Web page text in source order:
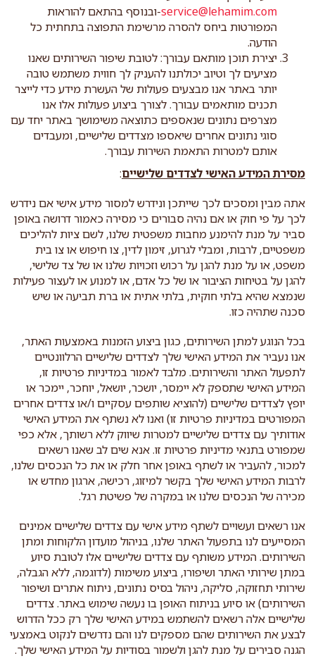
service@lehamim.com-ובנוסף בהתאם להוראות
המפורטות ביחס להסרה מרשימת התפוצה בתחתית כל
הודעה.
יצירת תוכן מותאם עבורך: לטובת שיפור השירותים שאנו
מציעים לך וטיוב יכולתנו להעניק לך חווית משתמש טובה
יותר באתר אנו מבצעים פעולות של העשרת מידע כדי לייצר
תכנים מותאמים עבורך. לצורך ביצוע פעולות אלו אנו
מצרפים נתונים שנאספים כתוצאה משימושך באתר יחד עם
סוגי נתונים אחרים שיאספו מצדדים שלישיים, ומעבדים
אותם למטרות התאמת השירות עבורך.
מסירת המידע האישי לצדדים שלישיים:
אתה מבין ומסכים לכך שייתכן ונידרש למסור מידע אישי אם נידרש
לכך על פי חוק או אם נהיה סבורים כי מסירה כאמור דרושה באופן
סביר על מנת להימנע מחבות משפטית שלנו, לשם ציות להליכים
משפטיים, לרבות, ומבלי לגרוע, זימון לדין, צו חיפוש או צו בית
משפט, או על מנת להגן על רכוש וזכויות שלנו או של צד שלישי,
להגן על בטיחות הציבור או של כל אדם, או למנוע או לעצור פעילות
שנמצא שהיא בלתי חוקית, בלתי אתית או ברת תביעה או שיש
סכנה שתהיה כזו.
בכל הנוגע למתן השירותים, כגון ביצוע הזמנות באמצעות האתר,
אנו נעביר את המידע האישי שלך לצדדים שלישיים הרלוונטיים
לתפעול האתר והשירותים. מלבד לאמור במדיניות פרטיות זו,
המידע האישי שתספק לא יימסר, יושכר, יושאל, יוחכר, יימכר או
יופץ לצדדים שלישיים (להוציא שותפים עסקיים ו/או צדדים אחרים
המפורטים במדיניות פרטיות זו) ואנו לא נשתף את המידע האישי
אודותיך עם צדדים שלישיים למטרות שיווק ללא רשותך, אלא כפי
שמפורט בתנאי מדיניות פרטיות זו. אנא שים לב שאנו רשאים
למכור, להעביר או לשתף באופן אחר חלק או את כל הנכסים שלנו,
לרבות המידע האישי שלך בקשר למיזוג, רכישה, ארגון מחדש או
מכירה של הנכסים שלנו או במקרה של פשיטת רגל.
אנו רשאים ועשויים לשתף מידע אישי עם צדדים שלישיים אמינים
המסייעים לנו בתפעול האתר שלנו, בניהול מועדון הלקוחות ומתן
השירותים. המידע משותף עם צדדים שלישיים אלו לטובת סיוע
במתן שירותי האתר ושיפורו, ביצוע משימות (לדוגמה, ללא הגבלה,
שירותי תחזוקה, סליקה, ניהול בסיס נתונים, ניתוח אתרים ושיפור
השירותים) או סיוע בניתוח האופן בו נעשה שימוש באתר. צדדים
שלישיים אלה רשאים להשתמש במידע האישי שלך רק ככל הדרוש
לבצע את השירותים שהם מספקים לנו והם נדרשים לנקוט באמצעי
הגנה סבירים על מנת להגן ולשמור בסודיות על המידע האישי שלך.